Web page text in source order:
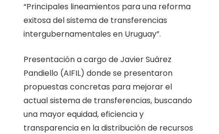
“Principales lineamientos para una reforma
exitosa del sistema de transferencias
intergubernamentales en Uruguay”.
Presentación a cargo de Javier Suárez
Pandiello (AIFIL) donde se presentaron
propuestas concretas para mejorar el
actual sistema de transferencias, buscando
una mayor equidad, eficiencia y
transparencia en la distribución de recursos